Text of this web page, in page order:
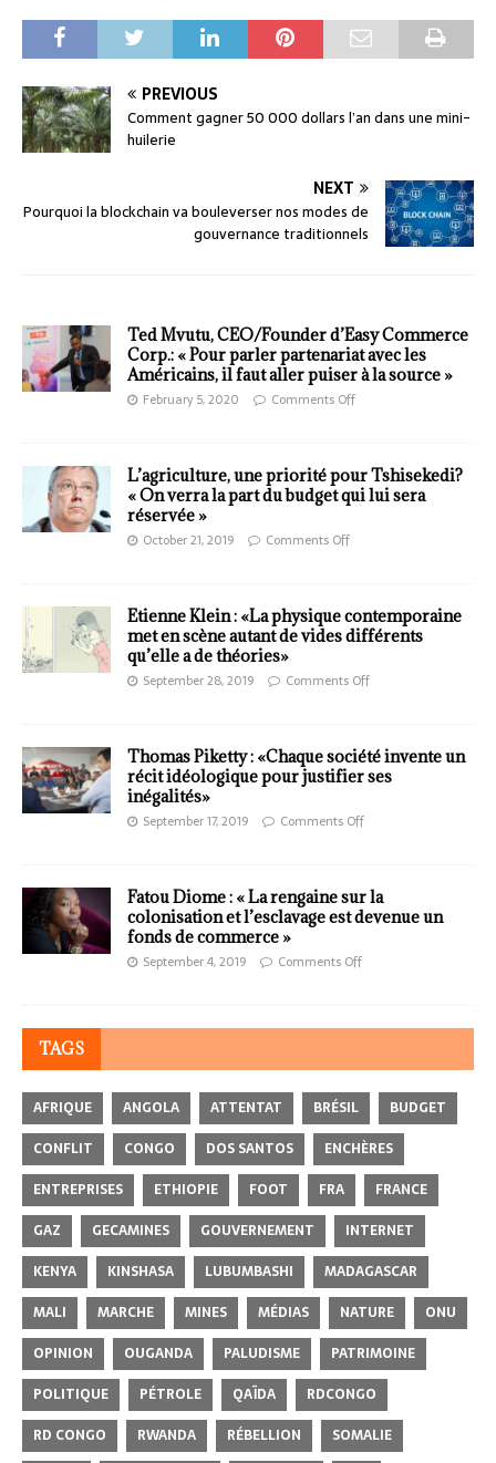
PREVIOUS
Comment gagner 50 000 dollars l’an dans une mini-
huilerie
NEXT
Pourquoi la blockchain va bouleverser nos modes de
gouvernance traditionnels
Ted Mvutu, CEO/Founder d’Easy Commerce
Corp.: « Pour parler partenariat avec les
Américains, il faut aller puiser à la source »
February 5, 2020 Comments Off
L’agriculture, une priorité pour Tshisekedi?
« On verra la part du budget qui lui sera
réservée »
October 21, 2019 Comments Off
Etienne Klein : «La physique contemporaine
met en scène autant de vides différents
qu’elle a de théories»
September 28, 2019 Comments Off
Thomas Piketty : «Chaque société invente un
récit idéologique pour justifier ses
inégalités»
September 17, 2019 Comments Off
Fatou Diome : « La rengaine sur la
colonisation et l’esclavage est devenue un
fonds de commerce »
September 4, 2019 Comments Off
TAGS
AFRIQUE ANGOLA ATTENTAT BRÉSIL
BUDGET
CONFLIT
CONGO DOS SANTOS
ENCHÈRES
ENTREPRISES
ETHIOPIE FOOT FRA
FRANCE
GAZ
GECAMINES GOUVERNEMENT
INTERNET
KENYA
KINSHASA LUBUMBASHI
MADAGASCAR
MALI
MARCHE MINES MÉDIAS NATURE
ONU
OPINION
OUGANDA PALUDISME
PATRIMOINE
POLITIQUE
PÉTROLE QAÏDA
RDCONGO
RD CONGO
RWANDA RÉBELLION SOMALIE